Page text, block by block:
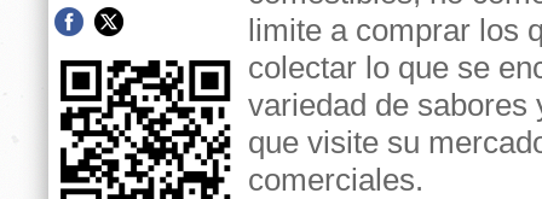
limite a comprar los
colectar lo que se
variedad de sabores
que visite su
comerciales.